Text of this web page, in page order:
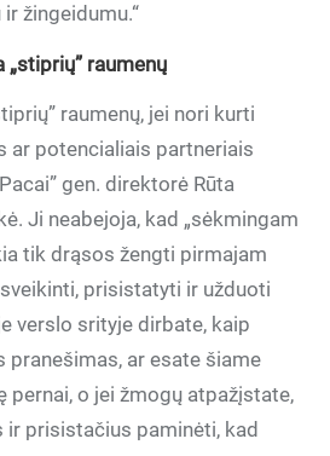
žingeidumu.“
raumenų
raumenų, jei nori kurti
ar potencialiais partneriais
gen. direktorė Rūta
Ji neabejoja, kad „sėkmingam
tik drąsos žengti pirmajam
prisistatyti ir užduoti
verslo srityje dirbate, kaip
pranešimas, ar esate šiame
pernai, o jei žmogų atpažįstate,
prisistačius paminėti, kad